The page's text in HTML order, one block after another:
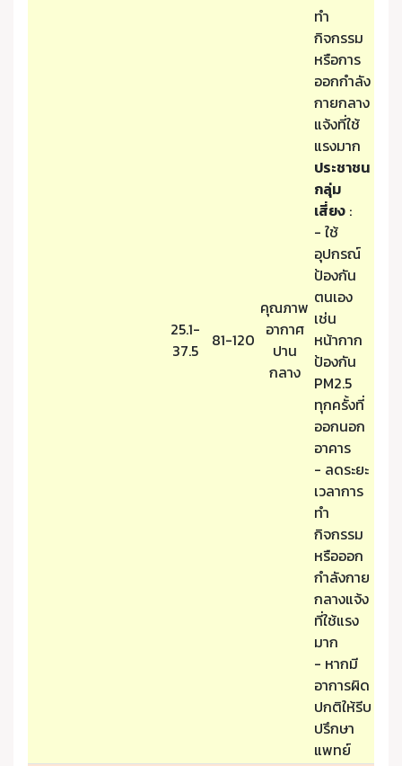
25.1-
37.5
81-120
คุณภาพ
อากาศ
ปาน
กลาง
ทำ
กิจกรรม
หรือการ
ออกกำลัง
กายกลาง
แจ้งที่ใช้
แรงมาก
ประชาชน
กลุ่ม
เสี่ยง :
- ใช้
อุปกรณ์
ป้องกัน
ตนเอง
เช่น
หน้ากาก
ป้องกัน
PM2.5
ทุกครั้งที่
ออกนอก
อาคาร
- ลดระยะ
เวลาการ
ทำ
กิจกรรม
หรือออก
กำลังกาย
กลางแจ้ง
ที่ใช้แรง
มาก
- หากมี
อาการผิด
ปกติให้รีบ
ปรึกษา
แพทย์